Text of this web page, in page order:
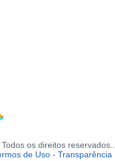
. Todos os direitos reservados..
de Uso - Transparência